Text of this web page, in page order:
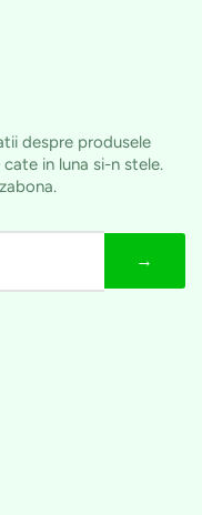
despre produsele
in luna si-n stele.
→